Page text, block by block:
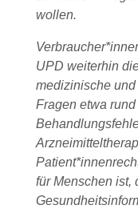
wollen.
UPD weiterhin
medizinische
Fragen etwa
für Menschen ist,